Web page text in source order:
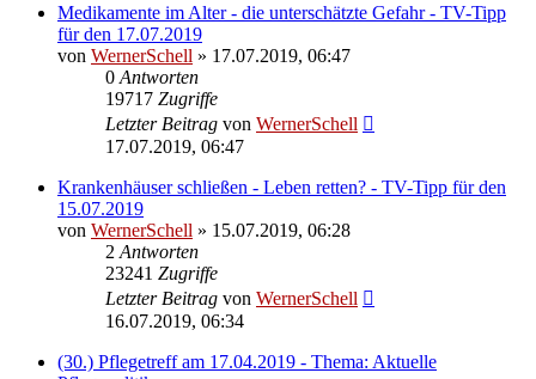
Medikamente im Alter - die unterschätzte Gefahr - TV-Tipp
für den 17.07.2019
von WernerSchell » 17.07.2019, 06:47
0 Antworten
19717 Zugriffe
Letzter Beitrag von WernerSchell
17.07.2019, 06:47
Krankenhäuser schließen - Leben retten? - TV-Tipp für den
15.07.2019
von WernerSchell » 15.07.2019, 06:28
2 Antworten
23241 Zugriffe
Letzter Beitrag von WernerSchell
16.07.2019, 06:34
(30.) Pflegetreff am 17.04.2019 - Thema: Aktuelle